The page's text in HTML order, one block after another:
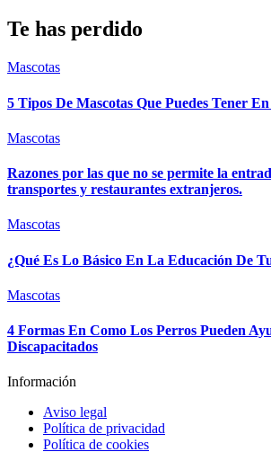
Te has perdido
Mascotas
5 Tipos De Mascotas Que Puedes Tener En
Mascotas
Razones por las que no se permite la
transportes y restaurantes extranjeros.
Mascotas
¿Qué Es Lo Básico En La Educación De
Mascotas
4 Formas En Como Los Perros Pueden
Discapacitados
Información
Aviso legal
Política de privacidad
Política de cookies